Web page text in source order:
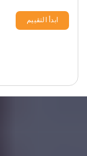
ابدأ التقييم